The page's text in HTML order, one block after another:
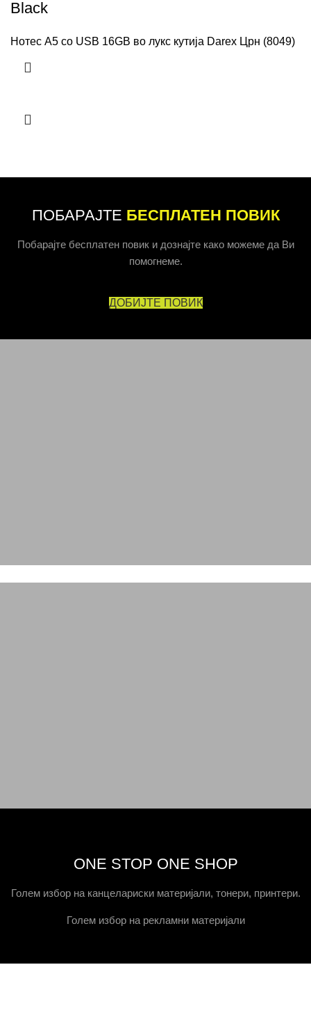
Black
Нотес А5 со USB 16GB во лукс кутија Darex Црн (8049)
ПОБАРАЈТЕ БЕСПЛАТЕН ПОВИК
Побарајте бесплатен повик и дознајте како можеме да Ви
помогнеме.
ДОБИЈТЕ ПОВИК
ONE STOP ONE SHOP
Голем избор на канцелариски материјали, тонери, принтери.
Голем избор на рекламни материјали